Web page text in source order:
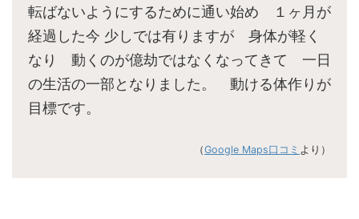
転ばないようにするために通い始め １ヶ月が
経過した今 少しでは有りますが 身体が軽く
なり 動くのが億劫ではなくなってきて 一日
の生活の一部となりました。 動ける体作りが
目標です。
（Google Maps口コミ より）